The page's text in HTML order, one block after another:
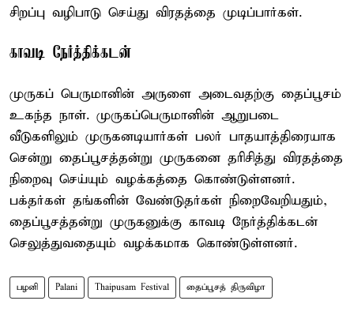
சிறப்பு வழிபாடு செய்து விரதத்தை முடிப்பார்கள்.
காவடி நேர்த்திக்கடன்
முருகப் பெருமானின் அருளை அடைவதற்கு தைப்பூசம்
உகந்த நாள். முருகப்பெருமானின் ஆறுபடை
வீடுகளிலும் முருகனடியார்கள் பலர் பாதயாத்திரையாக
சென்று தைப்பூசத்தன்று முருகனை தரிசித்து விரதத்தை
நிறைவு செய்யும் வழக்கத்தை கொண்டுள்ளனர்.
பக்தர்கள் தங்களின் வேண்டுதர்கள் நிறைவேறியதும்,
தைப்பூசத்தன்று முருகனுக்கு காவடி நேர்த்திக்கடன்
செலுத்துவதையும் வழக்கமாக கொண்டுள்ளனர்.
பழனி Palani Thaipusam Festival தைப்பூசத் திருவிழா